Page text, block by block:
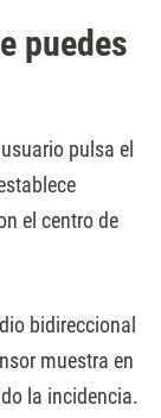
puedes
pulsa el
el centro de
bidireccional
muestra en
la incidencia.